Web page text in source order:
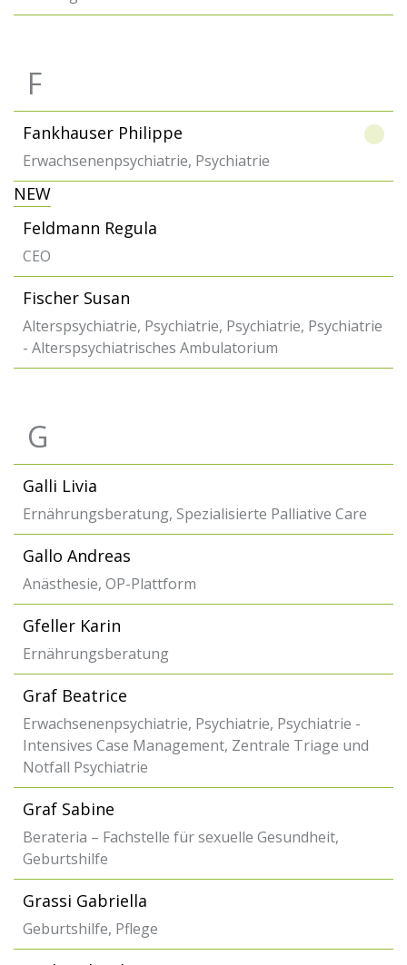
F
Fankhauser Philippe
Erwachsenenpsychiatrie, Psychiatrie
NEW
Feldmann Regula
CEO
Fischer Susan
Alterspsychiatrie, Psychiatrie, Psychiatrie, Psychiatrie
- Alterspsychiatrisches Ambulatorium
G
Galli Livia
Ernährungsberatung, Spezialisierte Palliative Care
Gallo Andreas
Anästhesie, OP-Plattform
Gfeller Karin
Ernährungsberatung
Graf Beatrice
Erwachsenenpsychiatrie, Psychiatrie, Psychiatrie -
Intensives Case Management, Zentrale Triage und
Notfall Psychiatrie
Graf Sabine
Berateria – Fachstelle für sexuelle Gesundheit,
Geburtshilfe
Grassi Gabriella
Geburtshilfe, Pflege